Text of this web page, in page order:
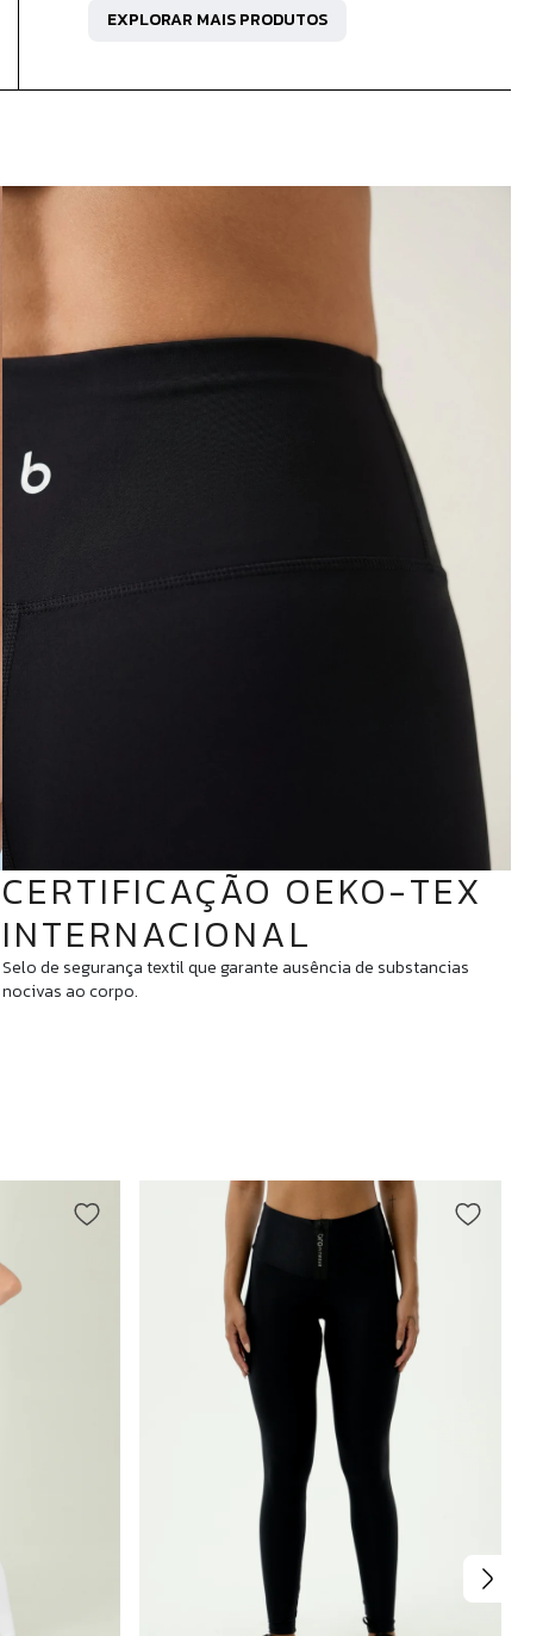
EXPLORAR MAIS PRODUTOS
CERTIFICAÇÃO OEKO-TEX
INTERNACIONAL
Selo de segurança textil que garante ausência de substancias
nocivas ao corpo.